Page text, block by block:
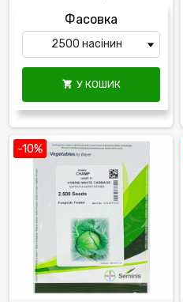
Фасовка
 У КОШИК
-10%